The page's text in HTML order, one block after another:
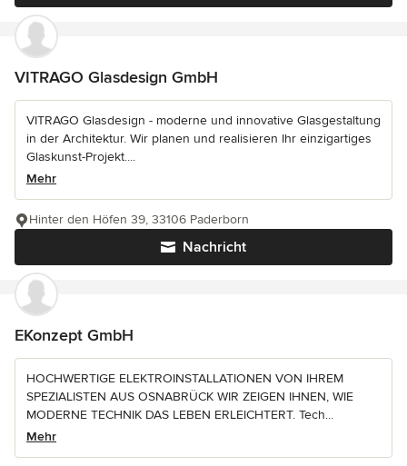
VITRAGO Glasdesign GmbH
VITRAGO Glasdesign - moderne und innovative Glasgestaltung
in der Architektur. Wir planen und realisieren Ihr einzigartiges
Glaskunst-Projekt....
Mehr
Nachricht
Hinter den Höfen 39, 33106 Paderborn
EKonzept GmbH
HOCHWERTIGE ELEKTROINSTALLATIONEN VON IHREM
SPEZIALISTEN AUS OSNABRÜCK WIR ZEIGEN IHNEN, WIE
MODERNE TECHNIK DAS LEBEN ERLEICHTERT. Tech...
Mehr